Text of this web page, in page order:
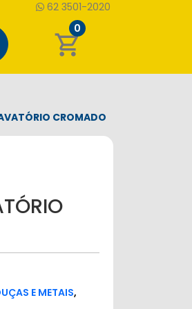
62 3501-2020
shopping_cart
0
CROMADO
E METAIS,